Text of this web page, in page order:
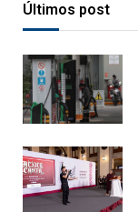
Últimos post